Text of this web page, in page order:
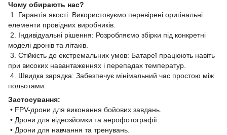
Чому обирають нас?
1. Гарантія якості: Використовуємо перевірені оригінальні
елементи провідних виробників.
2. Індивідуальні рішення: Розробляємо збірки під конкретні
моделі дронів та літаків.
3. Стійкість до екстремальних умов: Батареї працюють навіть
при високих навантаженнях і перепадах температур.
4. Швидка зарядка: Забезпечує мінімальний час простою між
польотами.
Застосування:
• FPV-дрони для виконання бойових завдань.
• Дрони для відеозйомки та аерофотографії.
• Дрони для навчання та тренувань.